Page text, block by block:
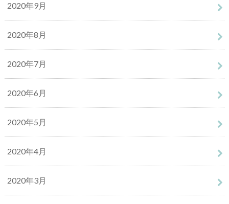
2020年9月
2020年8月
2020年7月
2020年6月
2020年5月
2020年4月
2020年3月